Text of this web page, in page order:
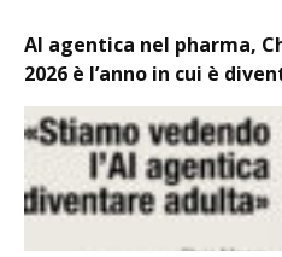
AI agentica nel pharma,
2026 è l’anno in cui è